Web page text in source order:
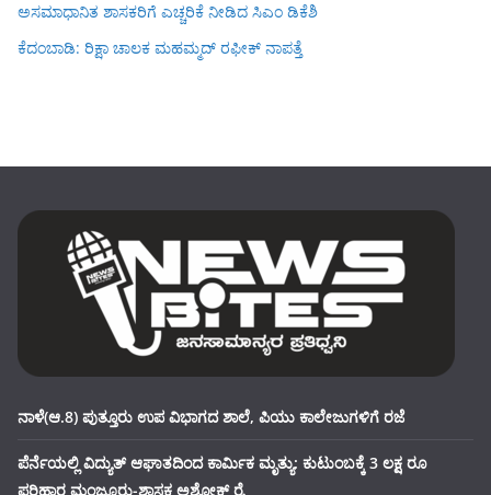
ಅಸಮಾಧಾನಿತ ಶಾಸಕರಿಗೆ ಎಚ್ಚರಿಕೆ ನೀಡಿದ ಸಿಎಂ ಡಿಕೆಶಿ
ಕೆದಂಬಾಡಿ: ರಿಕ್ಷಾ ಚಾಲಕ ಮಹಮ್ಮದ್ ರಫೀಕ್ ನಾಪತ್ತೆ
ನಾಳೆ(ಆ.8) ಪುತ್ತೂರು ಉಪ ವಿಭಾಗದ ಶಾಲೆ, ಪಿಯು ಕಾಲೇಜುಗಳಿಗೆ ರಜೆ
ಪೆರ್ನೆಯಲ್ಲಿ ವಿದ್ಯುತ್ ಆಘಾತದಿಂದ ಕಾರ್ಮಿಕ ಮೃತ್ಯು: ಕುಟುಂಬಕ್ಕೆ 3 ಲಕ್ಷ ರೂ
ಪರಿಹಾರ ಮಂಜೂರು-ಶಾಸಕ ಅಶೋಕ್ ರೈ